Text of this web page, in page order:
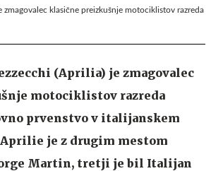
zmagovalec klasične preizkušnje motociklistov razreda
(Aprilia) je zmagovalec
motociklistov razreda
prvenstvo v italijanskem
je z drugim mestom
Martin, tretji je bil Italijan